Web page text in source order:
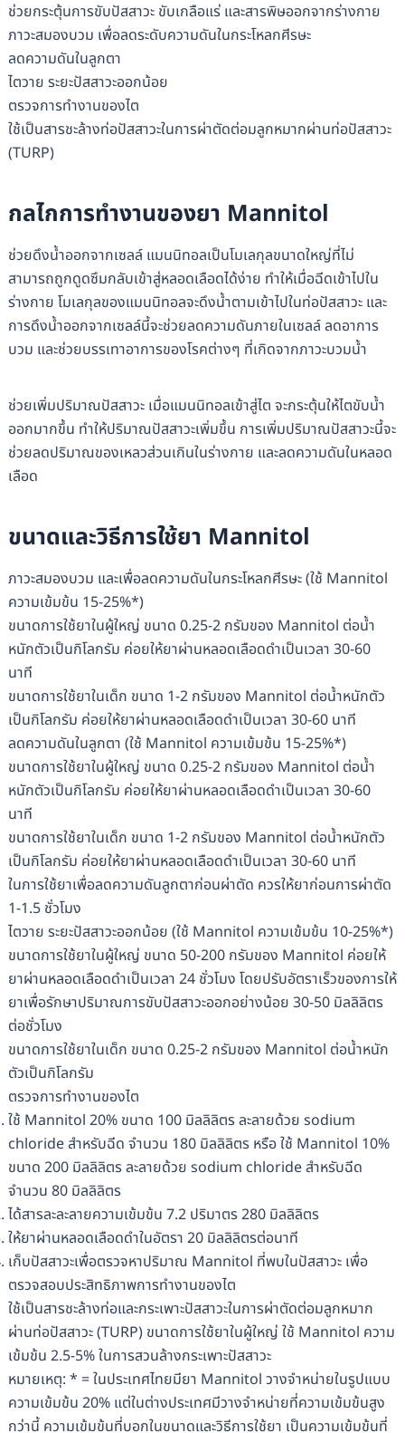
ช่วยกระตุ้นการขับปัสสาวะ ขับเกลือแร่ และสารพิษออกจากร่างกาย
ภาวะสมองบวม เพื่อลดระดับความดันในกระโหลกศีรษะ
ลดความดันในลูกตา
ไตวาย ระยะปัสสาวะออกน้อย
ตรวจการทำงานของไต
ใช้เป็นสารชะล้างท่อปัสสาวะในการผ่าตัดต่อมลูกหมากผ่านท่อปัสสาวะ
(TURP)
กลไกการทำงานของยา Mannitol
ช่วยดึงน้ำออกจากเซลล์ แมนนิทอลเป็นโมเลกุลขนาดใหญ่ที่ไม่
สามารถถูกดูดซึมกลับเข้าสู่หลอดเลือดได้ง่าย ทำให้เมื่อฉีดเข้าไปใน
ร่างกาย โมเลกุลของแมนนิทอลจะดึงน้ำตามเข้าไปในท่อปัสสาวะ และ
การดึงน้ำออกจากเซลล์นี้จะช่วยลดความดันภายในเซลล์ ลดอาการ
บวม และช่วยบรรเทาอาการของโรคต่างๆ ที่เกิดจากภาวะบวมน้ำ
ช่วยเพิ่มปริมาณปัสสาวะ เมื่อแมนนิทอลเข้าสู่ไต จะกระตุ้นให้ไตขับน้ำ
ออกมากขึ้น ทำให้ปริมาณปัสสาวะเพิ่มขึ้น การเพิ่มปริมาณปัสสาวะนี้จะ
ช่วยลดปริมาณของเหลวส่วนเกินในร่างกาย และลดความดันในหลอด
เลือด
ขนาดและวิธีการใช้ยา Mannitol
ภาวะสมองบวม และเพื่อลดความดันในกระโหลกศีรษะ (ใช้ Mannitol
ความเข้มข้น 15-25%*)
ขนาดการใช้ยาในผู้ใหญ่ ขนาด 0.25-2 กรัมของ Mannitol ต่อน้ำ
หนักตัวเป็นกิโลกรัม ค่อยให้ยาผ่านหลอดเลือดดำเป็นเวลา 30-60
นาที
ขนาดการใช้ยาในเด็ก ขนาด 1-2 กรัมของ Mannitol ต่อน้ำหนักตัว
เป็นกิโลกรัม ค่อยให้ยาผ่านหลอดเลือดดำเป็นเวลา 30-60 นาที
ลดความดันในลูกตา (ใช้ Mannitol ความเข้มข้น 15-25%*)
ขนาดการใช้ยาในผู้ใหญ่ ขนาด 0.25-2 กรัมของ Mannitol ต่อน้ำ
หนักตัวเป็นกิโลกรัม ค่อยให้ยาผ่านหลอดเลือดดำเป็นเวลา 30-60
นาที
ขนาดการใช้ยาในเด็ก ขนาด 1-2 กรัมของ Mannitol ต่อน้ำหนักตัว
เป็นกิโลกรัม ค่อยให้ยาผ่านหลอดเลือดดำเป็นเวลา 30-60 นาที
ในการใช้ยาเพื่อลดความดันลูกตาก่อนผ่าตัด ควรให้ยาก่อนการผ่าตัด
1-1.5 ชั่วโมง
ไตวาย ระยะปัสสาวะออกน้อย (ใช้ Mannitol ความเข้มข้น 10-25%*)
ขนาดการใช้ยาในผู้ใหญ่ ขนาด 50-200 กรัมของ Mannitol ค่อยให้
ยาผ่านหลอดเลือดดำเป็นเวลา 24 ชั่วโมง โดยปรับอัตราเร็วของการให้
ยาเพื่อรักษาปริมาณการขับปัสสาวะออกอย่างน้อย 30-50 มิลลิลิตร
ต่อชั่วโมง
ขนาดการใช้ยาในเด็ก ขนาด 0.25-2 กรัมของ Mannitol ต่อน้ำหนัก
ตัวเป็นกิโลกรัม
ตรวจการทำงานของไต
ใช้ Mannitol 20% ขนาด 100 มิลลิลิตร ละลายด้วย sodium
chloride สำหรับฉีด จำนวน 180 มิลลิลิตร หรือ ใช้ Mannitol 10%
ขนาด 200 มิลลิลิตร ละลายด้วย sodium chloride สำหรับฉีด
จำนวน 80 มิลลิลิตร
ได้สารละละลายความเข้มข้น 7.2 ปริมาตร 280 มิลลิลิตร
ให้ยาผ่านหลอดเลือดดำในอัตรา 20 มิลลิลิตรต่อนาที
เก็บปัสสาวะเพื่อตรวจหาปริมาณ Mannitol ที่พบในปัสสาวะ เพื่อ
ตรวจสอบประสิทธิภาพการทำงานของไต
ใช้เป็นสารชะล้างท่อและกระเพาะปัสสาวะในการผ่าตัดต่อมลูกหมาก
ผ่านท่อปัสสาวะ (TURP) ขนาดการใช้ยาในผู้ใหญ่ ใช้ Mannitol ความ
เข้มข้น 2.5-5% ในการสวนล้างกระเพาะปัสสาวะ
หมายเหตุ: * = ในประเทศไทยมียา Mannitol วางจำหน่ายในรูปแบบ
ความเข้มข้น 20% แต่ในต่างประเทศมีวางจำหน่ายที่ความเข้มข้นสูง
กว่านี้ ความเข้มข้นที่บอกในขนาดและวิธีการใช้ยา เป็นความเข้มข้นที่